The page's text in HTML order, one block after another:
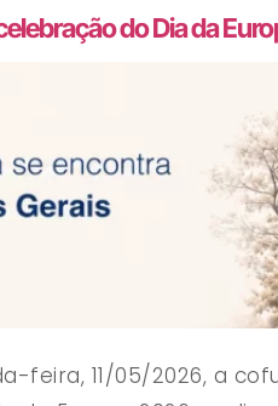
do Dia da
feira, 11/05/2026, a